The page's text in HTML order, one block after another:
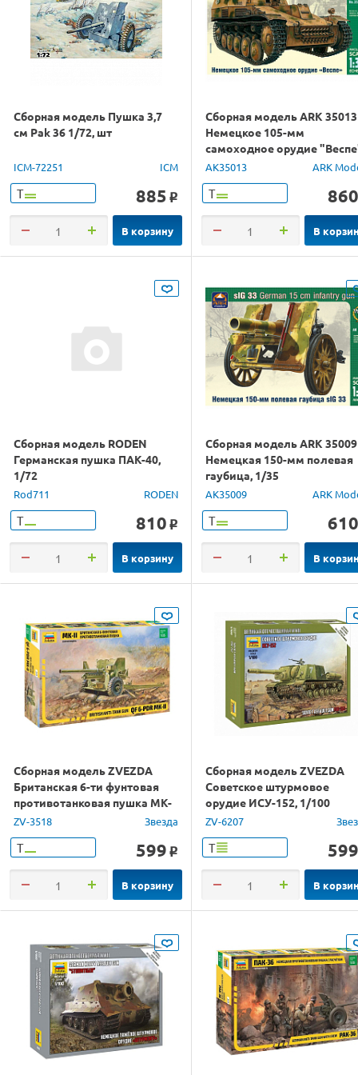
Сборная модель Пушка 3,7
см Pak 36 1/72, шт
ICM-72251 ICM
Т 885 o
В корзину
Сборная модель ARK 35013
Немецкое 105-мм
самоходное орудие
1/35
AK35013 ARK
Т 860
В
Сборная модель RODEN
Германская пушка ПАК-40,
1/72
Rod711 RODEN
Т 810 o
В корзину
Сборная модель ARK 35009
Немецкая 150-мм полевая
гаубица, 1/35
AK35009 ARK
Т 610
В
Сборная модель ZVEZDA
Британская 6-ти фунтовая
противотанковая пушка МК-
II, 1/35
ZV-3518 Звезда
Т 599 o
В корзину
Сборная модель ZVEZDA
Советское штурмовое
орудие ИСУ-152, 1/100
ZV-6207
Т 599
В